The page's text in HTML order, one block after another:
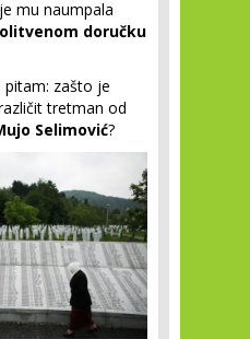
mu naumpala
doručku
pitam: zašto je
tretman od
Selimović?